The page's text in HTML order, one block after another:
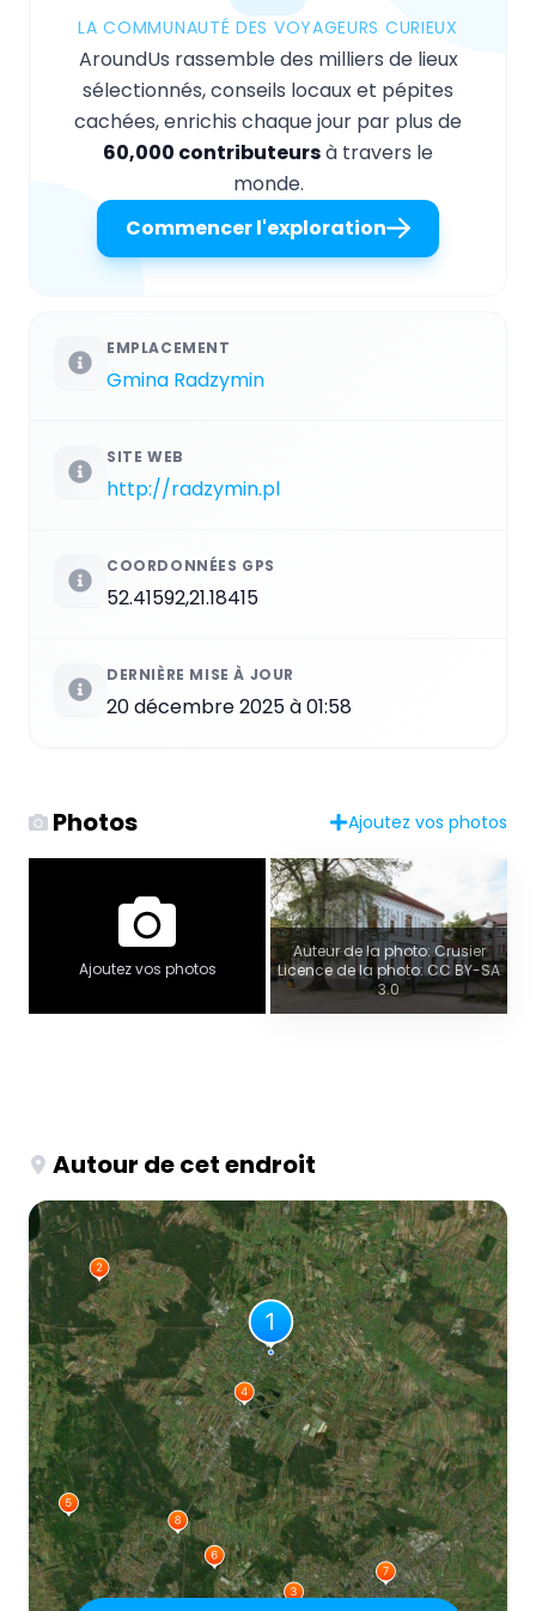
LA COMMUNAUTÉ DES VOYAGEURS CURIEUX
AroundUs rassemble des milliers de lieux
sélectionnés, conseils locaux et pépites
cachées, enrichis chaque jour par plus de
60,000 contributeursà travers le
monde.
Commencer l'exploration
EMPLACEMENT
Gmina Radzymin
SITE WEB
http://radzymin.pl
COORDONNÉES GPS
52.41592,21.18415
DERNIÈRE MISE À JOUR
20 décembre 2025 à 01:58
Photos Ajoutez vos photos
Ajoutez vos photos
Auteur de la photo: Crusier
Licence de la photo: CC BY-SA
3.0
Autour de cet endroit